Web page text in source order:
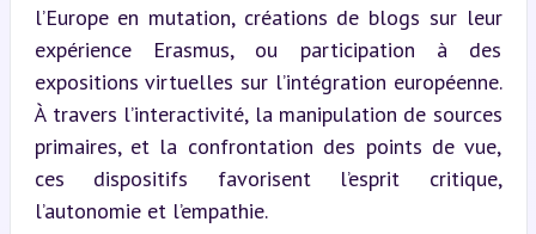
l’Europe en mutation, créations de blogs sur leur
expérience Erasmus, ou participation à des
expositions virtuelles sur l’intégration européenne.
À travers l’interactivité, la manipulation de sources
primaires, et la confrontation des points de vue,
ces dispositifs favorisent l’esprit critique,
l’autonomie et l’empathie.